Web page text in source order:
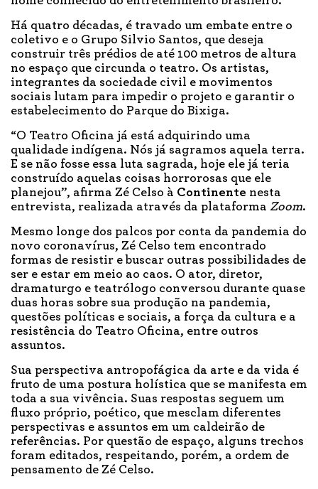
Há quatro décadas, é travado um embate entre o
coletivo e o Grupo Silvio Santos, que deseja
construir três prédios de até 100 metros de altura
no espaço que circunda o teatro. Os artistas,
integrantes da sociedade civil e movimentos
sociais lutam para impedir o projeto e garantir o
estabelecimento do Parque do Bixiga.
“O Teatro Oficina já está adquirindo uma
qualidade indígena. Nós já sagramos aquela terra.
E se não fosse essa luta sagrada, hoje ele já teria
construído aquelas coisas horrorosas que ele
planejou”, afirma Zé Celso à Continente nesta
entrevista, realizada através da plataforma Zoom.
Mesmo longe dos palcos por conta da pandemia do
novo coronavírus, Zé Celso tem encontrado
formas de resistir e buscar outras possibilidades de
ser e estar em meio ao caos. O ator, diretor,
dramaturgo e teatrólogo conversou durante quase
duas horas sobre sua produção na pandemia,
questões políticas e sociais, a força da cultura e a
resistência do Teatro Oficina, entre outros
assuntos.
Sua perspectiva antropofágica da arte e da vida é
fruto de uma postura holística que se manifesta em
toda a sua vivência. Suas respostas seguem um
fluxo próprio, poético, que mesclam diferentes
perspectivas e assuntos em um caldeirão de
referências. Por questão de espaço, alguns trechos
foram editados, respeitando, porém, a ordem de
pensamento de Zé Celso.